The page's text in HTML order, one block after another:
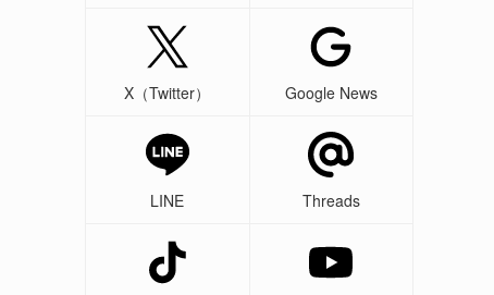
X（Twitter） Google News
LINE Threads